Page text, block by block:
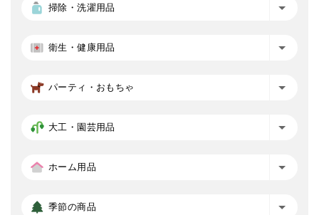
掃除・洗濯用品
衛生・健康用品
パーティ・おもちゃ
大工・園芸用品
ホーム用品
季節の商品